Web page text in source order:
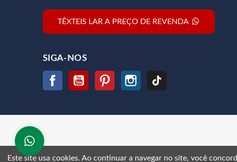
TÊXTEIS LAR A PREÇO DE REVENDA
SIGA-NOS
Facebook YouTube Pinterest Instagram
Este site usa cookies. Ao continuar a navegar no site, você